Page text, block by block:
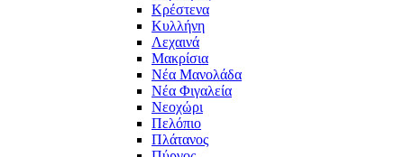
Κρέστενα
Κυλλήνη
Λεχαινά
Μακρίσια
Νέα Μανολάδα
Νέα Φιγαλεία
Νεοχώρι
Πελόπιο
Πλάτανος